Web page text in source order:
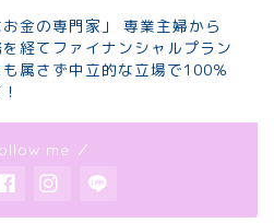
金の専門家」 専業主婦から
経てファイナンシャルプラン
属さず中立的な立場で100％
me ／